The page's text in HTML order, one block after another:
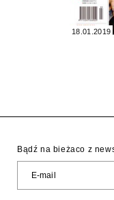
18.01.2019
Bądź na bieżaco z